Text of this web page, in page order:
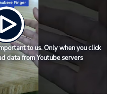
to us. Only when you click
data from Youtube servers.